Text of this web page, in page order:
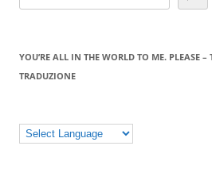
YOU’RE ALL IN THE WORLD TO ME. PLEASE
TRADUZIONE